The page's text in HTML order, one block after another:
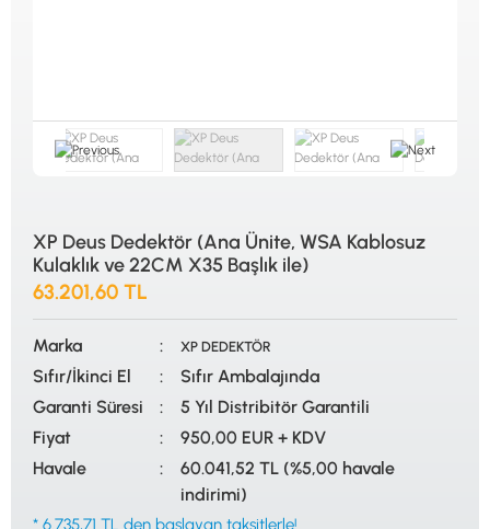
KULAKLIKLAR VE KULAKLIK BAĞLANTI
AKSESUARLARI
ŞAFTLAR VE ŞAFT AKSESUARLARI
KILIFLAR
GARRETT
DETECH
KONYA Showroom
İhasaniye Mahallesi Vatan Caddesi Adalhan
İş Hanı 15/704 Selçuklu/KONYA
İSTANBUL Showroom
İSTANBUL
0533 206 6086 0212 222 12 61
XP Deus Dedektör (Ana Ünite, WSA Kablosuz
Kulaklık ve 22CM X35 Başlık ile)
63.201,60 TL
Marka XP DEDEKTÖR
Sıfır/İkinci El
Sıfır Ambalajında
Garanti Süresi
5 Yıl Distribitör Garantili
Fiyat
950,00 EUR + KDV
Havale
60.041,52 TL (%5,00 havale
indirimi)
* 6.735,71 TL den başlayan taksitlerle!